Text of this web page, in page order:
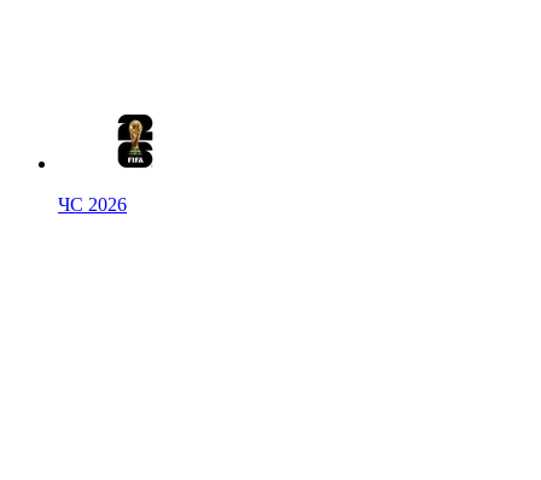
ЧС 2026